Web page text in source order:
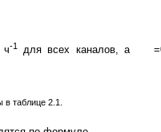
ч-1 для всех каналов, а
таблице 2.1.